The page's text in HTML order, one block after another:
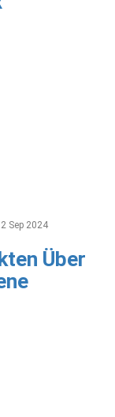
Sep 2024
Über